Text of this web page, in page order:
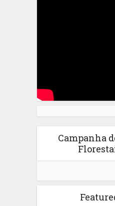
Campanha